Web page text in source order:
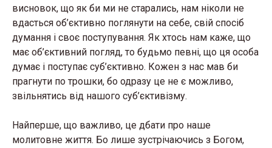
висновок, що як би ми не старались, нам ніколи не
вдасться об’єктивно поглянути на себе, свій спосіб
думання і своє поступування. Як хтось нам каже, що
має об’єктивний погляд, то будьмо певні, що ця особа
думає і поступає суб’єктивно. Кожен з нас мав би
прагнути по трошки, бо одразу це не є можливо,
звільнятись від нашого суб’єктивізму.
Найперше, що важливо, це дбати про наше
молитовне життя. Бо лише зустрічаючись з Богом,